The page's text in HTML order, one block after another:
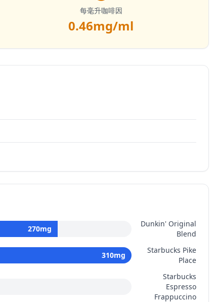
每毫升咖啡因
0.46mg/ml
270mg
Dunkin' Original
Blend
310mg
Starbucks Pike
Place
Starbucks
Espresso
Frappuccino